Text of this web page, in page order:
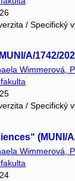
/ Specifický
A/1742/
Wimmerová,
/ Specifický
(MUNI/
Wimmerová,